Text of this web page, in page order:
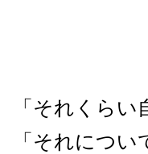
「それくら
「それにつ